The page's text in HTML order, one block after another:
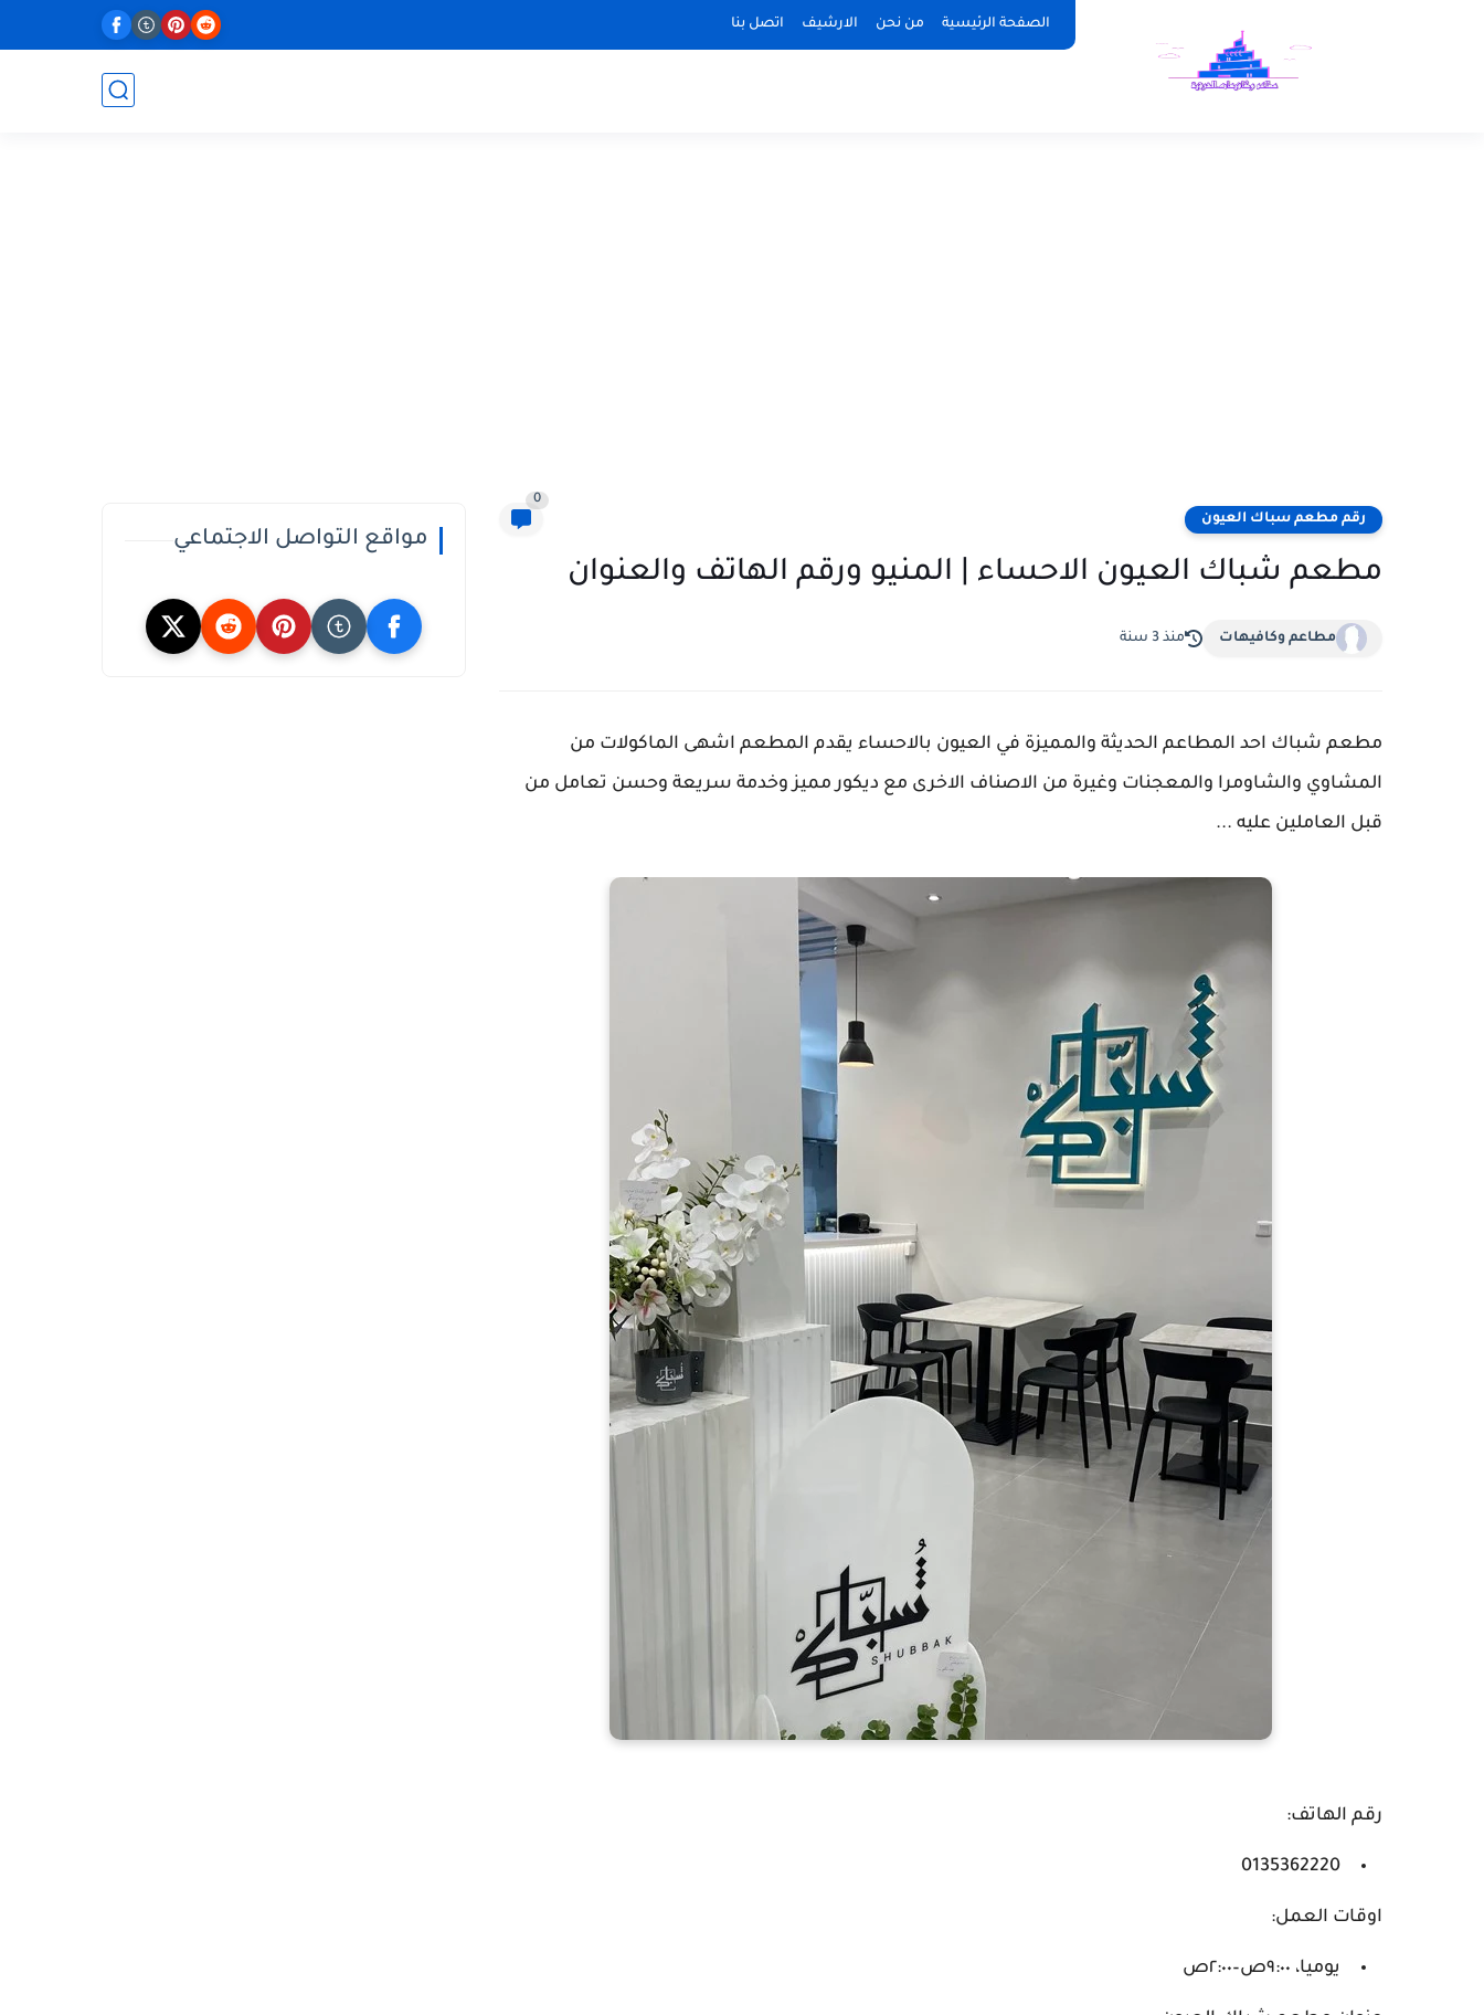
الصفحة الرئيسية من نحن الارشيف اتصل بنا
رقم مطعم سباك العيون
0
مطعم شباك العيون الاحساء | المنيو ورقم الهاتف والعنوان
مطاعم وكافيهات منذ 3 سنة
مطعم شباك احد المطاعم الحديثة والمميزة في العيون بالاحساء يقدم المطعم اشهى الماكولات من
المشاوي والشاومرا والمعجنات وغيرة من الاصناف الاخرى مع ديكور مميز وخدمة سريعة وحسن تعامل من
قبل العاملين عليه ...
رقم الهاتف:
0135362220
اوقات العمل:
يوميا، ٩:٠٠ص–٢:٠٠ص
مواقع التواصل الاجتماعي